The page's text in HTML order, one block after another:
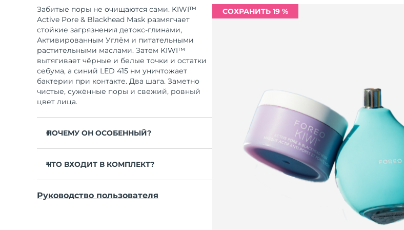
СОХРАНИТЬ 19 %
Забитые поры не очищаются сами. KIWI™
Active Pore & Blackhead Mask размягчает
стойкие загрязнения детокс-глинами,
Активированным Углём и питательными
растительными маслами. Затем KIWI™
вытягивает чёрные и белые точки и остатки
себума, а синий LED 415 нм уничтожает
бактерии при контакте. Два шага. Заметно
чистые, сужённые поры и свежий, ровный
цвет лица.
ПОЧЕМУ ОН ОСОБЕННЫЙ?
вытягивают себум, бактерии и грязь ещё
размягчают пробки в порах для лёгкого и
ЧТО ВХОДИТ В КОМПЛЕКТ?
KIWI™ Active Pore & Blackhead Mask
Руководство пользователя